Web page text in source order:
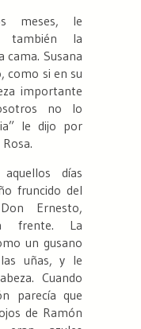
meses, le
también la
cama. Susana
como si en su
importante
no lo
le dijo por
días
fruncido del
Ernesto,
frente. La
un gusano
uñas, y le
Cuando
parecía que
de Ramón